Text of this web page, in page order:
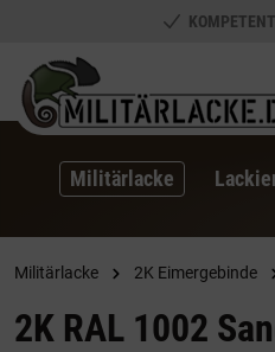
Zur Hauptnavigation
Militärlacke
Militärlacke 2K Eimergebinde
2K RAL 1002